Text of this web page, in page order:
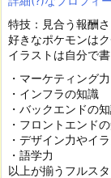
特技：見合う報酬
好きなポケモンはク
イラストは自分で書
・マーケティング力
・インフラの知識
・バックエンドの
・フロントエンド
・デザイン力やイ
・語学力
以上が揃うフルス